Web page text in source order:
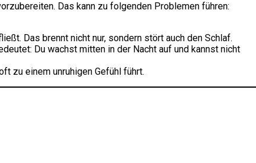
Das kann zu folgenden Problemen führen:
Das brennt nicht nur, sondern stört auch den Schlaf.
Du wachst mitten in der Nacht auf und kannst nicht
zu einem unruhigen Gefühl führt.